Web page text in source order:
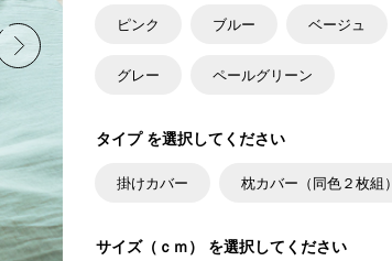
ピンク ブルー ベージュ
グレー ペールグリーン
タイプ を選択してください
掛けカバー 枕カバー（同色２枚組）
サイズ（ｃｍ） を選択してください